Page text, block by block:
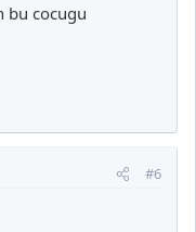
bu cocugu
#6